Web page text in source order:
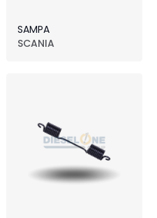
SAMPA
SCANIA